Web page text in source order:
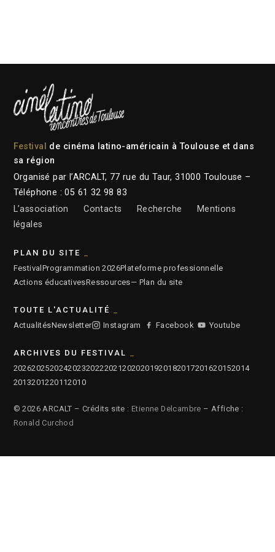
Festival
de cinéma latino-américain à Toulouse et dans
sa région
Organisé par l’ARCALT, 77 rue du Taur, 31000 Toulouse –
Téléphone : 05 61 32 98 83
L’association
Contacts Recherche
Mentions
légales
PLAN DU SITE
Festival Programmation 2026Plateforme professionnelle
Actions éducativesRessources— Plan du site
TOUTE L'ACTUALITÉ
ActualitésNewsletter Instagram Facebook Youtube
ARCHIVES DU FESTIVAL
2026202520242023202220212020201920182017201620152014
2013201220112010
© 2026 ARCALT – Crédits site : Etienne Delcambre – Affiche :
Ronald Curchod